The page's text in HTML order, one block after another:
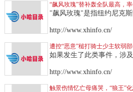
“飙风玫瑰”替补轰全队最高，
"飙风玫瑰"是指纽约尼克
http://www.xhinfo.cn/
遭控“恶意”槌打骑士少主软弱
如果发生了此类事件，涉
http://www.xhinfo.cn/
触景伤情忆亡母痛哭，“狼王”